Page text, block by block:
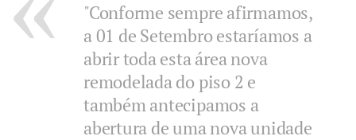
"Conforme sempre afirmamos,
a 01 de Setembro estaríamos a
abrir toda esta área nova
remodelada do piso 2 e
também antecipamos a
abertura de uma nova unidade